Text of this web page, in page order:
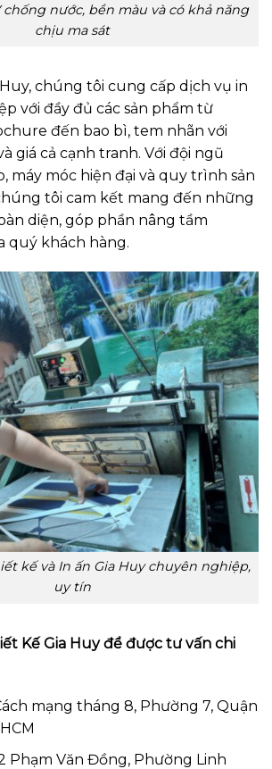
chống nước, bền màu và có khả năng
chịu ma sát
Huy, chúng tôi cung cấp dịch vụ in
với đầy đủ các sản phẩm từ
đến bao bì, tem nhãn với
giá cả cạnh tranh. Với đội ngũ
máy móc hiện đại và quy trình sản
tôi cam kết mang đến những
diện, góp phần nâng tầm
quý khách hàng.
kế và In ấn Gia Huy chuyên nghiệp,
uy tín
Kế Gia Huy để được tư vấn chi
mạng tháng 8, Phường 7, Quận
Phạm Văn Đồng, Phường Linh